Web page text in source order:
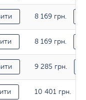
8 169 грн.
8 169 грн.
9 285 грн.
10 401 грн.